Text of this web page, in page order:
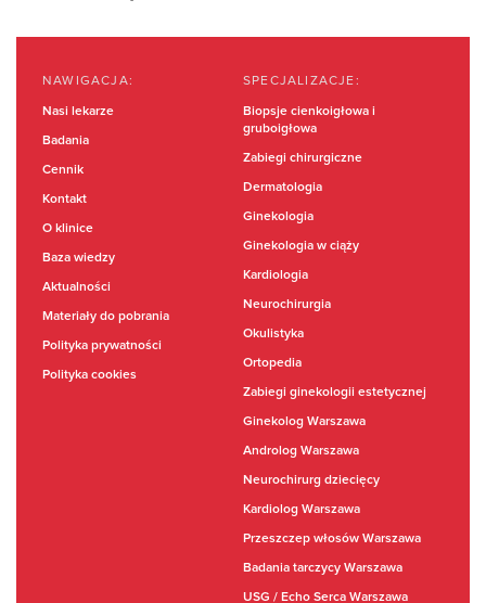
NAWIGACJA:
Nasi lekarze
Badania
Cennik
Kontakt
O klinice
Baza wiedzy
Aktualności
Materiały do pobrania
Polityka prywatności
Polityka cookies
SPECJALIZACJE:
Biopsje cienkoigłowa i
gruboigłowa
Zabiegi chirurgiczne
Dermatologia
Ginekologia
Ginekologia w ciąży
Kardiologia
Neurochirurgia
Okulistyka
Ortopedia
Zabiegi ginekologii estetycznej
Ginekolog Warszawa
Androlog Warszawa
Neurochirurg dziecięcy
Kardiolog Warszawa
Przeszczep włosów Warszawa
Badania tarczycy Warszawa
USG / Echo Serca Warszawa